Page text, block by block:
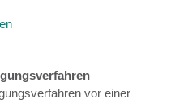
vor einer